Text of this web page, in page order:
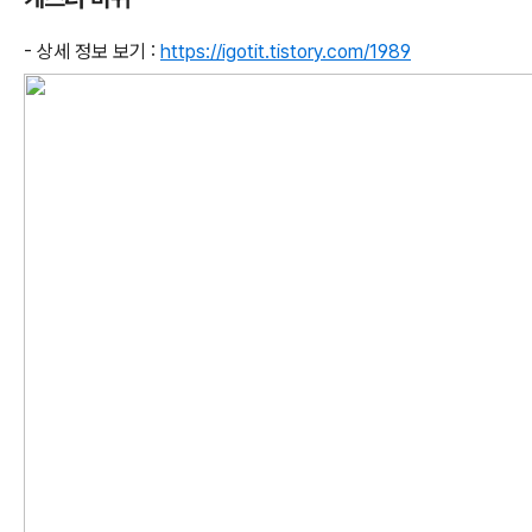
- 상세 정보 보기 : https://igotit.tistory.com/1989